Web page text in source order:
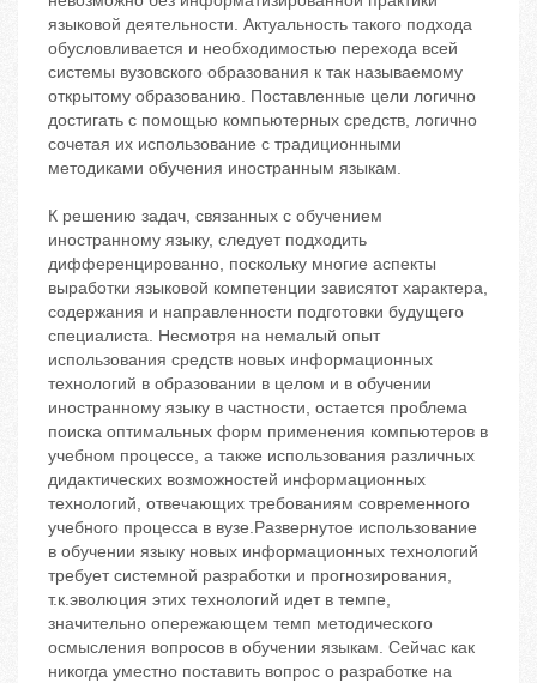
языковой деятельности. Актуальность такого подхода
обусловливается и необходимостью перехода всей
системы вузовского образования к так называемому
открытому образованию. Поставленные цели логично
достигать с помощью компьютерных средств, логично
сочетая их использование с традиционными
методиками обучения иностранным языкам.
К решению задач, связанных с обучением
иностранному языку, следует подходить
дифференцированно, поскольку многие аспекты
выработки языковой компетенции зависятот характера,
содержания и направленности подготовки будущего
специалиста. Несмотря на немалый опыт
использования средств новых информационных
технологий в образовании в целом и в обучении
иностранному языку в частности, остается проблема
поиска оптимальных форм применения компьютеров в
учебном процессе, а также использования различных
дидактических возможностей информационных
технологий, отвечающих требованиям современного
учебного процесса в вузе.Развернутое использование
в обучении языку новых информационных технологий
требует системной разработки и прогнозирования,
т.к.эволюция этих технологий идет в темпе,
значительно опережающем темп методического
осмысления вопросов в обучении языкам. Сейчас как
никогда уместно поставить вопрос о разработке на